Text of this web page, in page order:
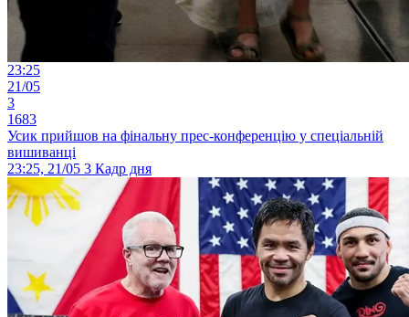
23:25
21/05
3
1683
Усик прийшов на фінальну прес-конференцію у спеціальній
вишиванці
23:25, 21/05 3 Кадр дня